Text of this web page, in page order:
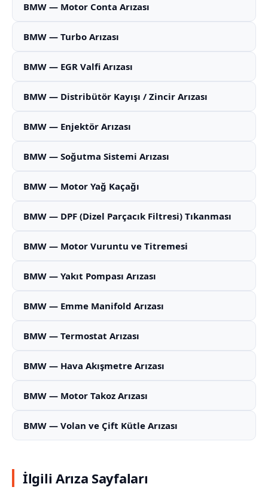
BMW — Motor Conta Arızası
BMW — Turbo Arızası
BMW — EGR Valfi Arızası
BMW — Distribütör Kayışı / Zincir Arızası
BMW — Enjektör Arızası
BMW — Soğutma Sistemi Arızası
BMW — Motor Yağ Kaçağı
BMW — DPF (Dizel Parçacık Filtresi) Tıkanması
BMW — Motor Vuruntu ve Titremesi
BMW — Yakıt Pompası Arızası
BMW — Emme Manifold Arızası
BMW — Termostat Arızası
BMW — Hava Akışmetre Arızası
BMW — Motor Takoz Arızası
BMW — Volan ve Çift Kütle Arızası
İlgili Arıza Sayfaları